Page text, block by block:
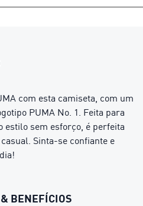
com esta camiseta, com um
PUMA No. 1. Feita para
estilo sem esforço, é perfeita
Sinta-se confiante e
BENEFÍCIOS